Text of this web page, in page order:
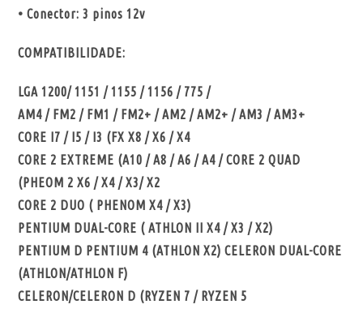
• Conector: 3 pinos 12v
COMPATIBILIDADE:
LGA 1200/ 1151 / 1155 / 1156 / 775 /
AM4 / FM2 / FM1 / FM2+ / AM2 / AM2+ / AM3 / AM3+
CORE I7 / I5 / I3 (FX X8 / X6 / X4
CORE 2 EXTREME (A10 / A8 / A6 / A4 / CORE 2 QUAD
(PHEOM 2 X6 / X4 / X3/ X2
CORE 2 DUO ( PHENOM X4 / X3)
PENTIUM DUAL-CORE ( ATHLON II X4 / X3 / X2)
PENTIUM D PENTIUM 4 (ATHLON X2) CELERON DUAL-CORE
(ATHLON/ATHLON F)
CELERON/CELERON D (RYZEN 7 / RYZEN 5